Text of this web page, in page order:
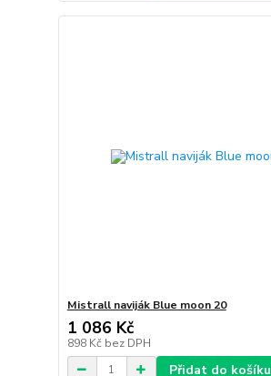
Mistrall naviják Blue moon 20
1 086 Kč
898 Kč bez DPH
Přidat do košíku